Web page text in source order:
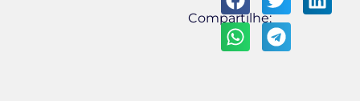
Compartilhe: